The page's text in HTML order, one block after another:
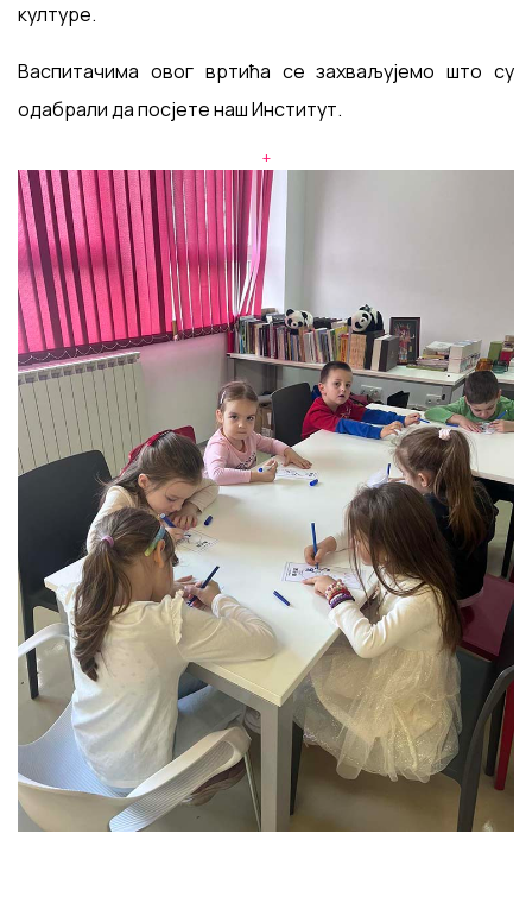
културе.
Васпитачима овог вртића се захваљујемо што су
одабрали да посјете наш Институт.
+